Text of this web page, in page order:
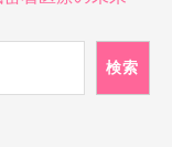
検索